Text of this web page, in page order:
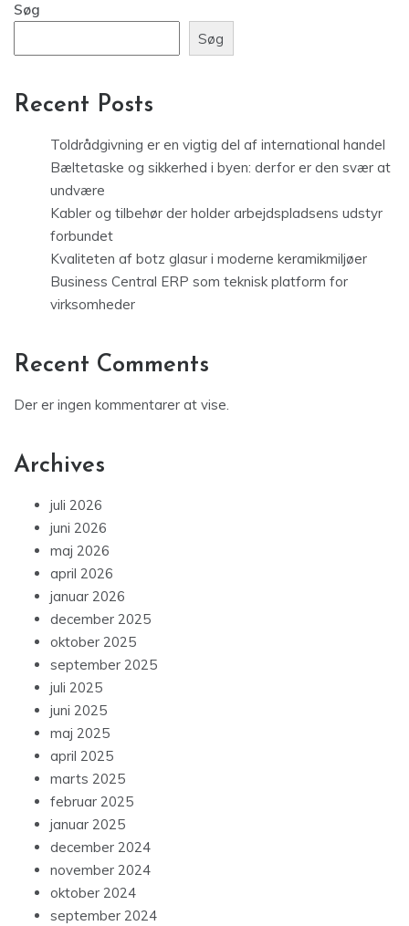
Søg
Søg
Recent Posts
Toldrådgivning er en vigtig del af international handel
Bæltetaske og sikkerhed i byen: derfor er den svær at
undvære
Kabler og tilbehør der holder arbejdspladsens udstyr
forbundet
Kvaliteten af botz glasur i moderne keramikmiljøer
Business Central ERP som teknisk platform for
virksomheder
Recent Comments
Der er ingen kommentarer at vise.
Archives
juli 2026
juni 2026
maj 2026
april 2026
januar 2026
december 2025
oktober 2025
september 2025
juli 2025
juni 2025
maj 2025
april 2025
marts 2025
februar 2025
januar 2025
december 2024
november 2024
oktober 2024
september 2024